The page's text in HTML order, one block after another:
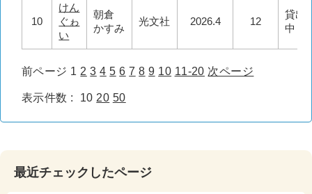
10
けん
ぐゎ
い
朝倉
かすみ
光文社 2026.4 12
貸出
中
前ページ 1 2 3 4 5 6 7 8 9 10 11-20 次ページ
表示件数 : 10 20 50
最近チェックしたページ